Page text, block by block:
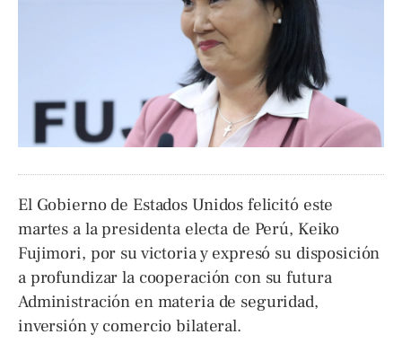
El Gobierno de Estados Unidos felicitó este
martes a la presidenta electa de Perú, Keiko
Fujimori, por su victoria y expresó su disposición
a profundizar la cooperación con su futura
Administración en materia de seguridad,
inversión y comercio bilateral.